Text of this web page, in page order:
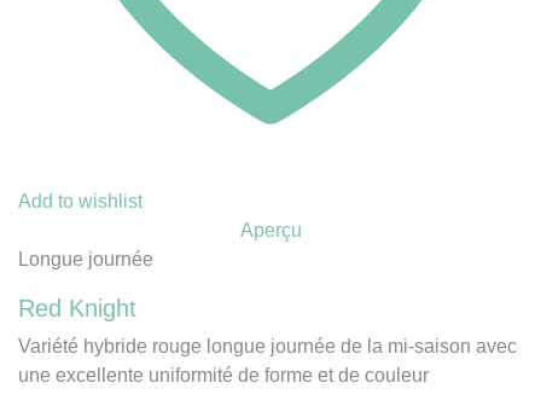
Add to wishlist
Aperçu
Longue journée
Red Knight
Variété hybride rouge longue journée de la mi-saison avec
une excellente uniformité de forme et de couleur